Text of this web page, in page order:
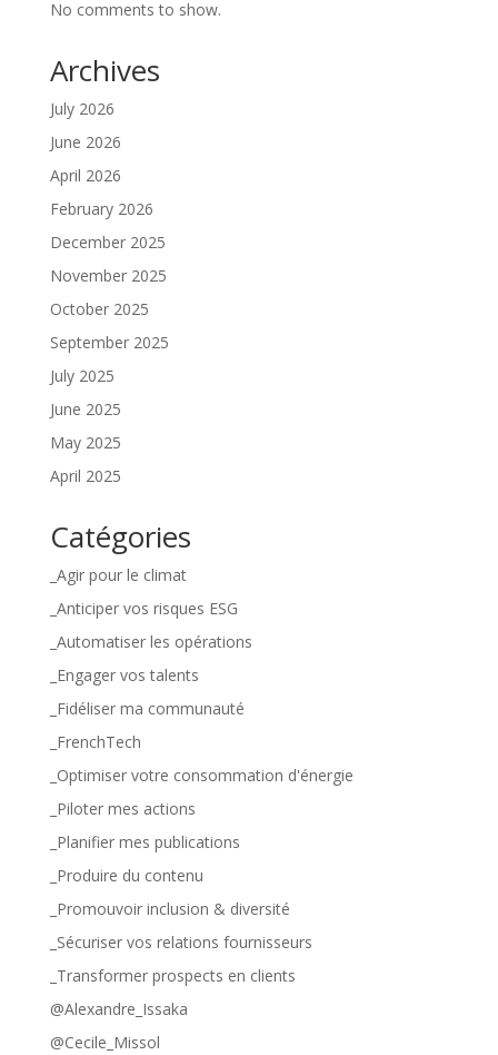
No comments to show.
Archives
July 2026
June 2026
April 2026
February 2026
December 2025
November 2025
October 2025
September 2025
July 2025
June 2025
May 2025
April 2025
Catégories
_Agir pour le climat
_Anticiper vos risques ESG
_Automatiser les opérations
_Engager vos talents
_Fidéliser ma communauté
_FrenchTech
_Optimiser votre consommation d'énergie
_Piloter mes actions
_Planifier mes publications
_Produire du contenu
_Promouvoir inclusion & diversité
_Sécuriser vos relations fournisseurs
_Transformer prospects en clients
@Alexandre_Issaka
@Cecile_Missol